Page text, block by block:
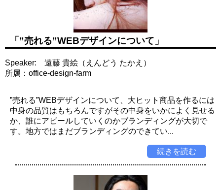
「”売れる”WEBデザインについて」
Speaker: 遠藤 貴絵（えんどう たかえ）
所属：office-design-farm
”売れる”WEBデザインについて、大ヒット商品を作るには
中身の品質はもちろんですがその中身をいかによく見せる
か、誰にアピールしていくのかブランディングが大切で
す。地方ではまだブランディングのできてい...
続きを読む